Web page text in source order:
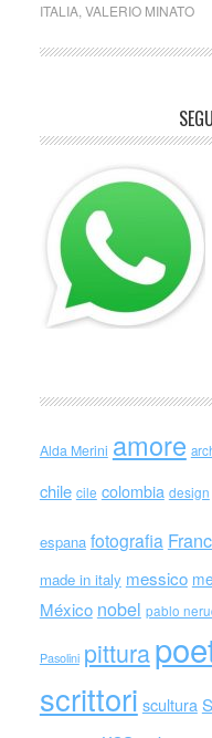
ITALIA, VALERIO MINATO
Alda Merini amore
chile cile colombia design
espana fotografia
made in italy messico
México nobel pablo
Pasolini pittura
scrittori scultura